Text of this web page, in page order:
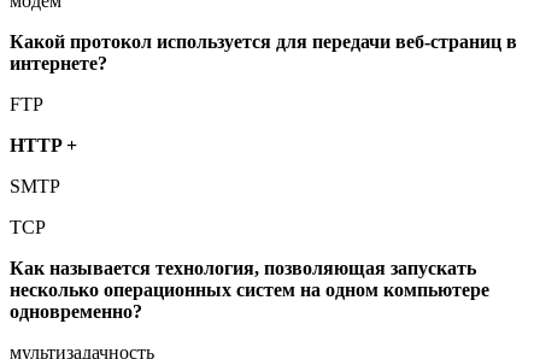
Какой протокол используется для передачи веб-страниц в
интернете?
FTP
HTTP +
SMTP
TCP
Как называется технология, позволяющая запускать
несколько операционных систем на одном компьютере
одновременно?
мультизадачность